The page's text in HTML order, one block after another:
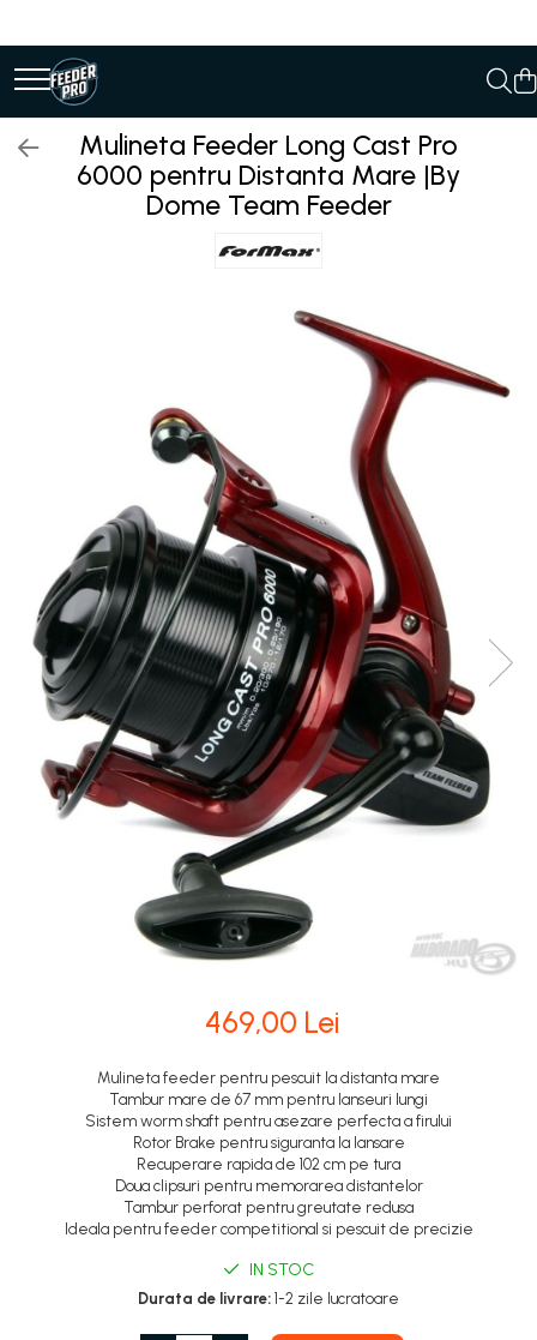
Mulineta Feeder Long Cast Pro
6000 pentru Distanta Mare |By
Dome Team Feeder
469,00 Lei
Mulineta feeder pentru pescuit la distanta mare
Tambur mare de 67 mm pentru lanseuri lungi
Sistem worm shaft pentru asezare perfecta a firului
Rotor Brake pentru siguranta la lansare
Recuperare rapida de 102 cm pe tura
Doua clipsuri pentru memorarea distantelor
Tambur perforat pentru greutate redusa
Ideala pentru feeder competitional si pescuit de precizie
IN STOC
Durata de livrare: 1-2 zile lucratoare